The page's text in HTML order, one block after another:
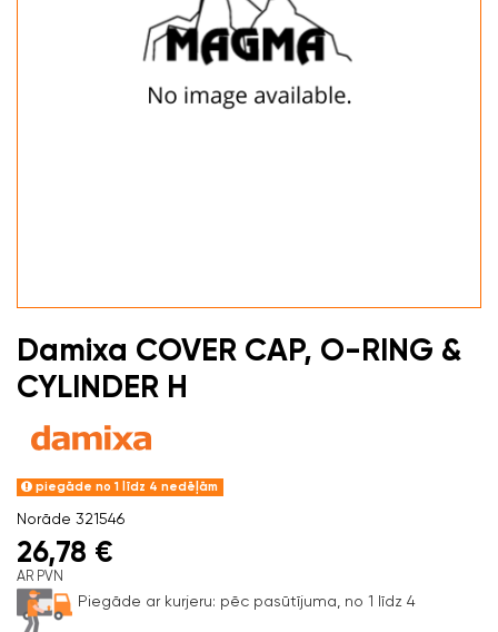
Damixa COVER CAP, O-RING &
CYLINDER H
piegāde no 1 līdz 4 nedēļām
Norāde 321546
26,78 €
AR PVN
Piegāde ar kurjeru: pēc pasūtījuma, no 1 līdz 4